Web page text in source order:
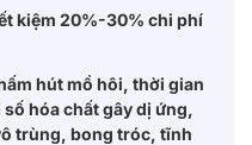
kiệm 20%-30% chi phí
hút mồ hôi, thời gian
hóa chất gây dị ứng,
trùng, bong tróc, tĩnh